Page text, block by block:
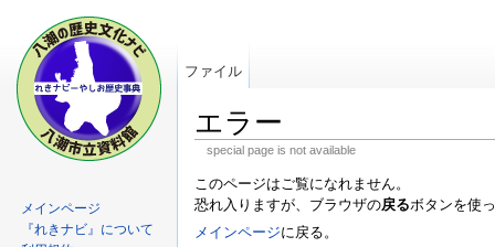
エラー
special page is not available
このページはご覧になれません。
恐れ入りますが、ブラウザの戻るボタンを使
メインページに戻る。
ファイル
メインページ
『れきナビ』について